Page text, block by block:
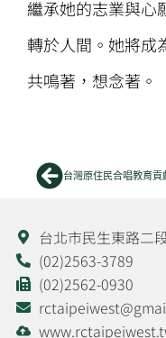
繼承她的志業與心
轉於人間。她將成
共鳴著，想念著。
上一頁
台北市民生東路二
(02)2563-3789
(02)2562-0930